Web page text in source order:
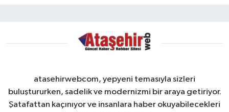
atasehirwebcom, yepyeni temasıyla sizleri
buluştururken, sadelik ve modernizmi bir araya getiriyor.
Şatafattan kaçınıyor ve insanlara haber okuyabilecekleri